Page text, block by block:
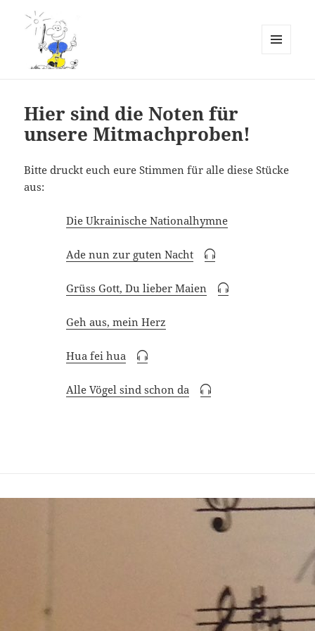
Notenarchiv
Hier sind die Noten für
unsere Mitmachproben!
Bitte druckt euch eure Stimmen für alle diese Stücke
aus:
Die Ukrainische Nationalhymne
Ade nun zur guten Nacht
Grüss Gott, Du lieber Maien
Geh aus, mein Herz
Hua fei hua
Alle Vögel sind schon da